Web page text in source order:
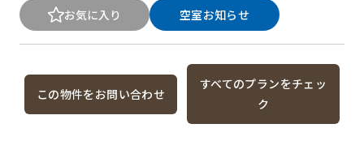
お気に入り 空室お知らせ
この物件をお問い合わせ
すべてのプランをチェッ
ク